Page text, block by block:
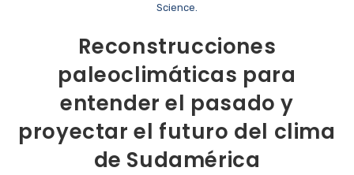
Science.
Reconstrucciones
paleoclimáticas para
entender el pasado y
proyectar el futuro del clima
de Sudamérica